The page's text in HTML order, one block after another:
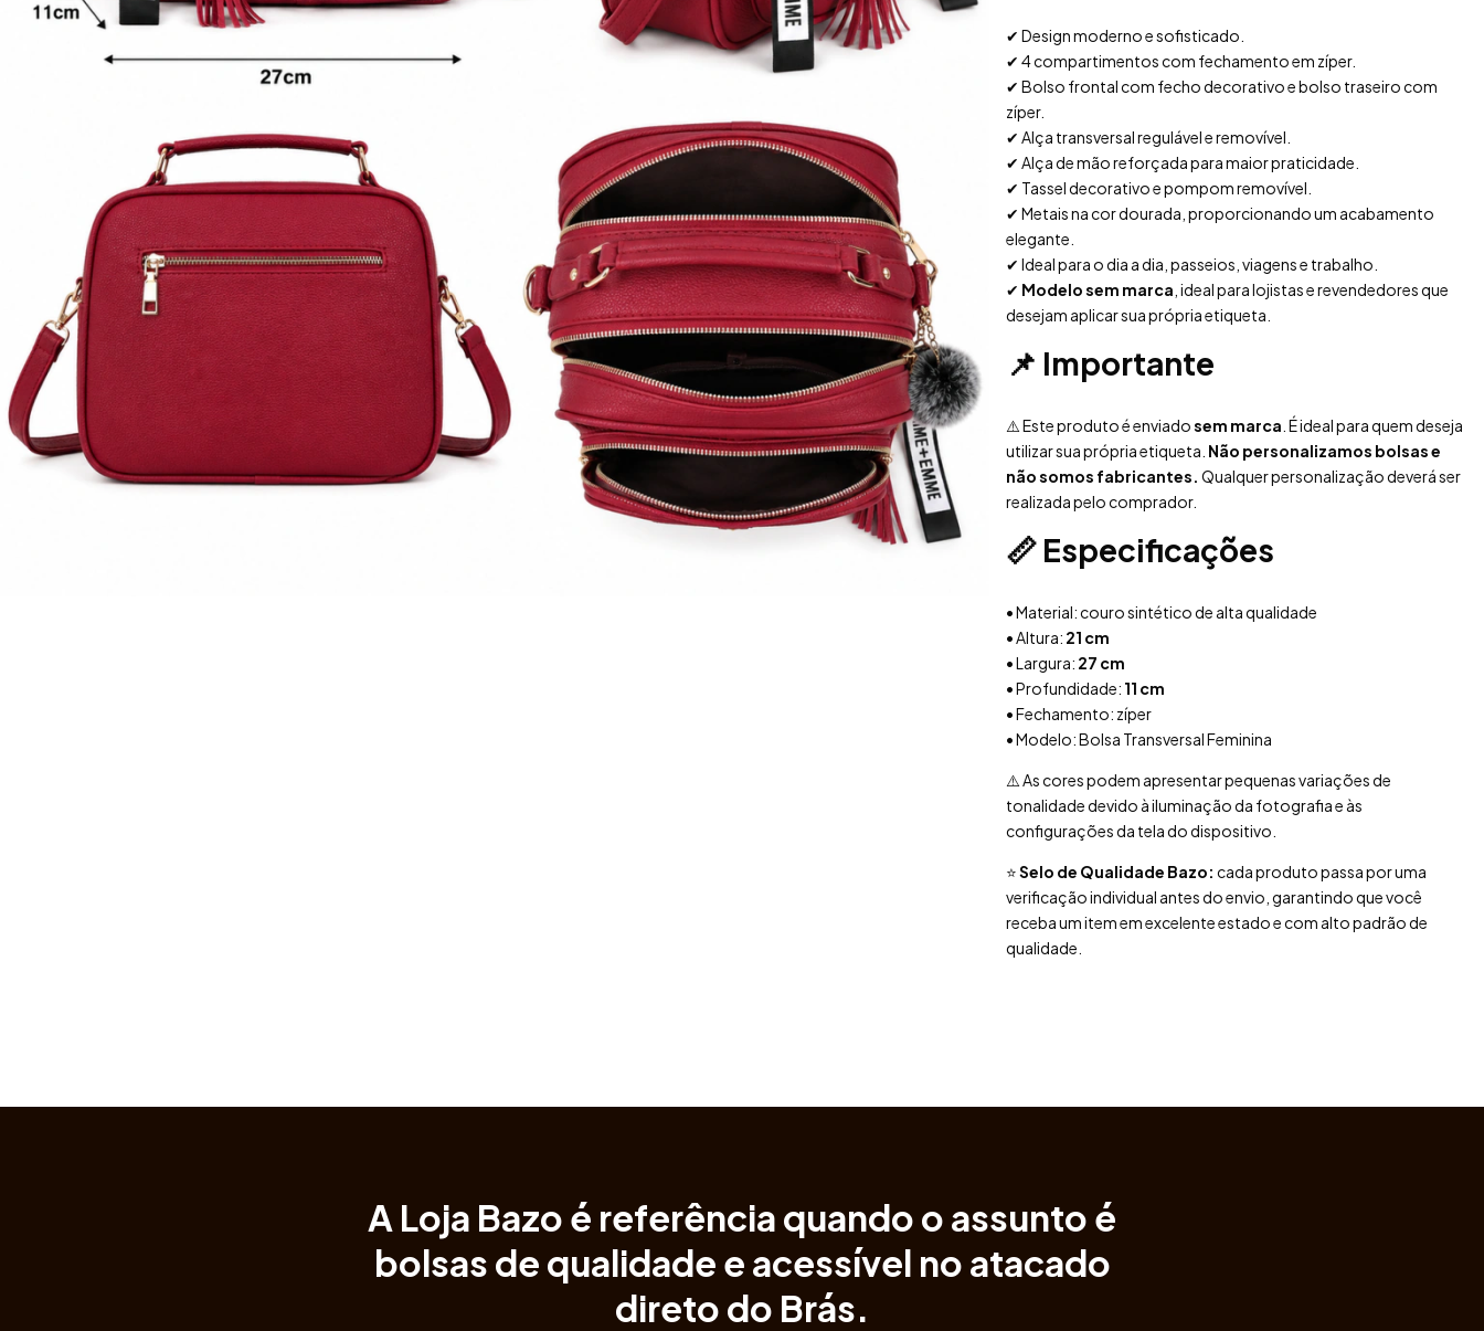
✔ Design moderno e sofisticado.
✔ 4 compartimentos com fechamento em zíper.
✔ Bolso frontal com fecho decorativo e bolso traseiro com
zíper.
✔ Alça transversal regulável e removível.
✔ Alça de mão reforçada para maior praticidade.
✔ Tassel decorativo e pompom removível.
✔ Metais na cor dourada, proporcionando um acabamento
elegante.
✔ Ideal para o dia a dia, passeios, viagens e trabalho.
✔ Modelo sem marca , ideal para lojistas e revendedores que
desejam aplicar sua própria etiqueta.
📌 Importante
⚠️ Este produto é enviadosem marca . É ideal para quem deseja
utilizar sua própria etiqueta. Não personalizamos bolsas e
não somos fabricantes. Qualquer personalização deverá ser
realizada pelo comprador.
📏 Especificações
• Material: couro sintético de alta qualidade
• Altura: 21 cm
• Largura: 27 cm
• Profundidade: 11 cm
• Fechamento: zíper
• Modelo: Bolsa Transversal Feminina
⚠️ As cores podem apresentar pequenas variações de
tonalidade devido à iluminação da fotografia e às
configurações da tela do dispositivo.
⭐Selo de Qualidade Bazo: cada produto passa por uma
verificação individual antes do envio, garantindo que você
receba um item em excelente estado e com alto padrão de
qualidade.
A Loja Bazo é referência quando o assunto é
bolsas de qualidade e acessível no atacado
direto do Brás.